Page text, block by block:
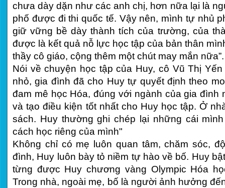
chưa dày dặn như các anh chị, hơn nữa lại là
phố được đi thi quốc tế. Vậy nên, mình tự nhủ
giữ vững bề dày thành tích của trường, của
được là kết quả nỗ lực học tập của bản thân
thầy cô giáo, cộng thêm một chút may mắn nữa”.
Nói về chuyện học tập của Huy, cô Vũ Thị
nhỏ, gia đình đã cho Huy tự quyết định theo
đam mê học Hóa, đúng với ngành của gia đình
và tạo điều kiện tốt nhất cho Huy học tập. Ở
sách. Huy thường ghi chép lại những cái
cách học riêng của mình"
Không chỉ có mẹ luôn quan tâm, chăm sóc,
đình, Huy luôn bày tỏ niềm tự hào về bố. Huy
từng được Huy chương vàng Olympic Hóa
Trong nhà, ngoài mẹ, bố là người ảnh hưởng